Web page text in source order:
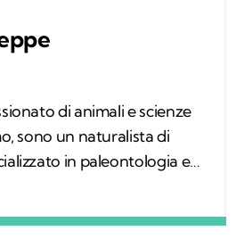
di animali e scienze
sono un naturalista di
in paleontologia e
sempre venuto spontaneo